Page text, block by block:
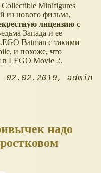
Minifigures
из нового фильма,
лицензию с
Запада и ее
Batman с такими
и похоже, что
в LEGO Movie 2.
02.02.2019 admin
надо